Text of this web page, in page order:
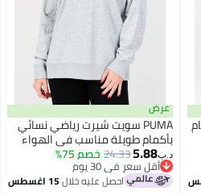
عرض
PUMA سويت شيرت رياضي نسائي
بأكمام طويلة مناسب في الهواء
الطلق، رمادي
5.88
24.33خصم 75%
أقل سعر في 30 يوم
أقل سعر في 30 يوماحصل عليه خلال15 اغسطس